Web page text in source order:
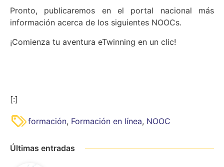
Pronto, publicaremos en el portal nacional más
información acerca de los siguientes NOOCs.
¡Comienza tu aventura eTwinning en un clic!
[:]
formación, Formación en línea, NOOC
Últimas entradas